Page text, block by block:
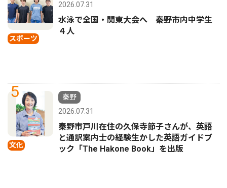
スポーツ
2026.07.31
水泳で全国・関東大会へ 秦野市内中学生
４人
5
文化
秦野
2026.07.31
秦野市戸川在住の久保寺節子さんが、英語
と通訳案内士の経験生かした英語ガイドブ
ック「The Hakone Book」を出版